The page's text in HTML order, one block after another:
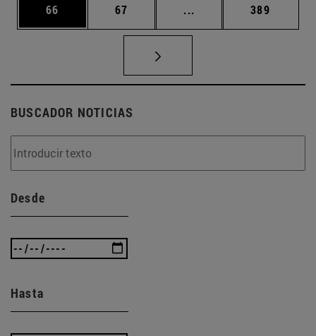
Página
66 Página
67 ... Páginas intermedias
Página
389
BUSCADOR NOTICIAS
Desde
Hasta